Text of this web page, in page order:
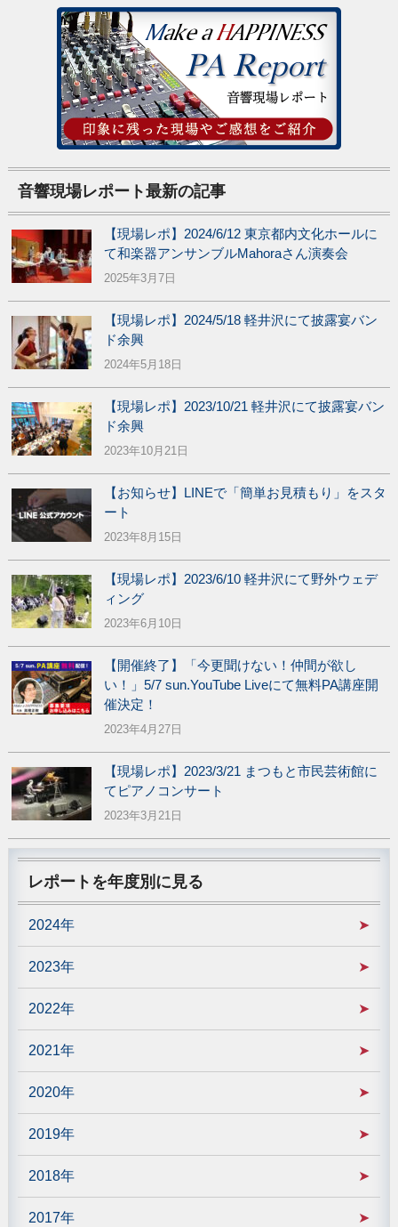
音響現場レポート最新の記事
【現場レポ】2024/6/12 東京都内文化ホールに
て和楽器アンサンブルMahoraさん演奏会
2025年3月7日
【現場レポ】2024/5/18 軽井沢にて披露宴バン
ド余興
2024年5月18日
【現場レポ】2023/10/21 軽井沢にて披露宴バン
ド余興
2023年10月21日
【お知らせ】LINEで「簡単お見積もり」をスタ
ート
2023年8月15日
【現場レポ】2023/6/10 軽井沢にて野外ウェデ
ィング
2023年6月10日
【開催終了】「今更聞けない！仲間が欲し
い！」5/7 sun.YouTube Liveにて無料PA講座開
催決定！
2023年4月27日
【現場レポ】2023/3/21 まつもと市民芸術館に
てピアノコンサート
2023年3月21日
レポートを年度別に見る
2024年
2023年
2022年
2021年
2020年
2019年
2018年
2017年